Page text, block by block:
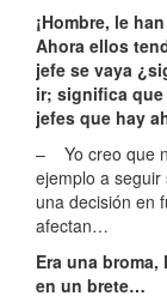
¡Hombre, le
Ahora ellos
jefe se vaya
ir; significa que
jefes que hay
– Yo creo que
ejemplo a
una decisión en
afectan…
Era una
en un brete…